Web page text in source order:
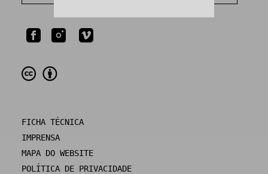
FICHA TÉCNICA
IMPRENSA
MAPA DO WEBSITE
POLÍTICA DE PRIVACIDADE